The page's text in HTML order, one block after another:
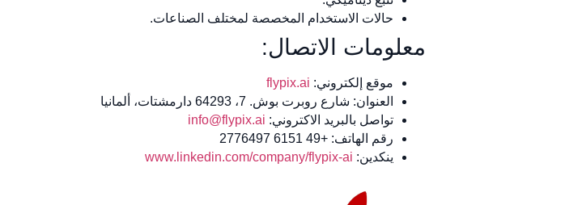
حالات الاستخدام المخصصة لمختلف الصناعات.
معلومات الاتصال:
موقع إلكتروني: flypix.ai
العنوان: شارع روبرت بوش. 7، 64293 دارمشتات، ألمانيا
تواصل بالبريد الاكتروني: info@flypix.ai
رقم الهاتف: +49 6151 2776497
ينكدين: www.linkedin.com/company/flypix-ai